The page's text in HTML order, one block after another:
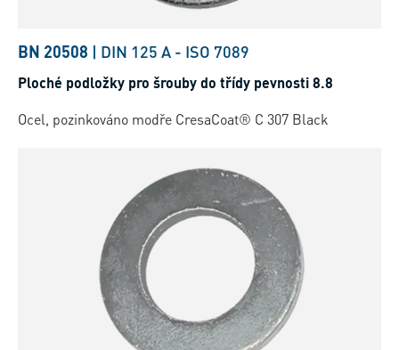
BN 20508 | DIN 125 A - ISO 7089
Ploché podložky pro šrouby do třídy pevnosti 8.8
Ocel, pozinkováno modře CresaCoat® C 307 Black